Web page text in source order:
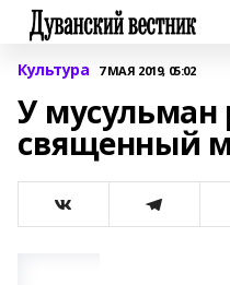
Культура 7 МАЯ 2019, 05:02
У мусульман
священный